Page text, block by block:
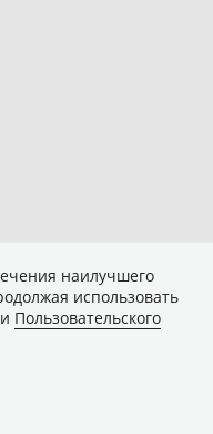
наилучшего
использовать
Пользовательского